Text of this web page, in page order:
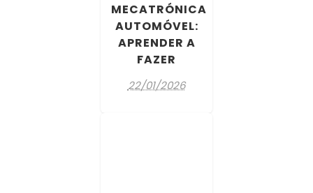
MECATRÓNICA
AUTOMÓVEL:
APRENDER A
FAZER
22/01/2026